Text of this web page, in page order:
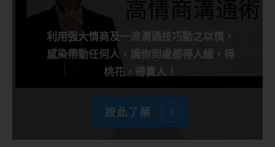
利用强大情商及一流溝通技巧動之以情，
感染帶動任何人，讓你到處都得人緣，得
桃花，得貴人！
按此了解